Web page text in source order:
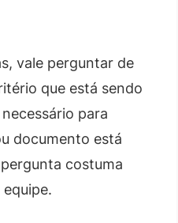
vale perguntar de
que está sendo
para
documento está
costuma